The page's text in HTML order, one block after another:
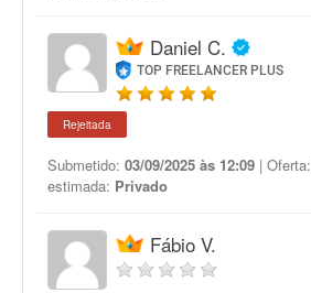
Daniel C.
TOP FREELANCER PLUS
Rejeitada
Submetido: 03/09/2025 às 12:09 | Oferta:
estimada: Privado
Fábio V.